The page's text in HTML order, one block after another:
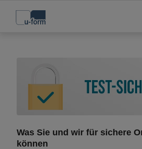
Was Sie und wir für sichere
können